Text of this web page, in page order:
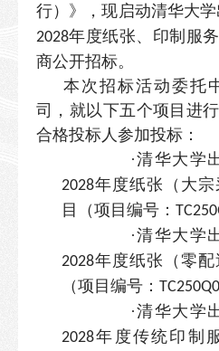
行）》，现启动清华大
2028年度纸张、印制服
商公开招标。
本次招标活动委托
司，就以下五个项目进
合格投标人参加投标：
·清华大学
2028年度纸张（大
目（项目编号：
·清华大学
2028年度纸张（零
（项目编号：
·清华大学
2028年度传统印制